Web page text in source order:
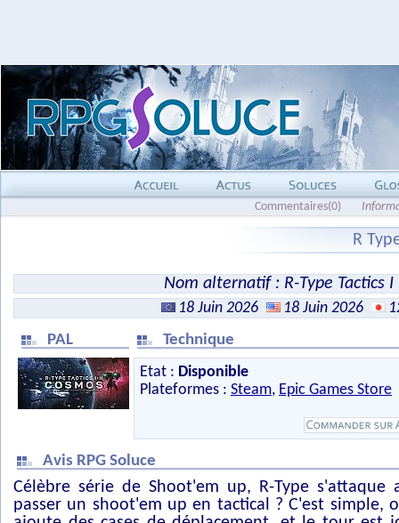
Commentaires(0)
R
Nom alternatif : R-Type Tactics I
18 Juin 2026 18 Juin 2026
PAL
Technique
Etat : Disponible
Plateformes : Steam, Epic Games Store
Avis RPG Soluce
Célèbre série de Shoot'em up, R-Type s'attaque
passer un shoot'em up en tactical ? C'est simple,